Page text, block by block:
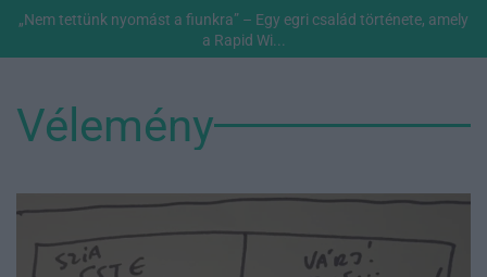
„Nem tettünk nyomást a fiunkra” – Egy egri család története, amely
a Rapid Wi...
Vélemény